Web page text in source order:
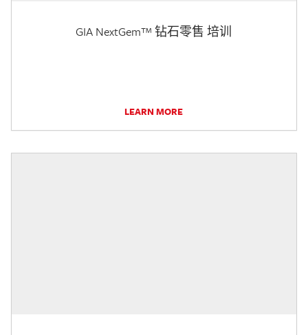
GIA NextGem™ 钻石零售 培训
LEARN MORE